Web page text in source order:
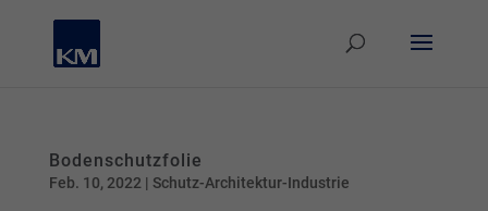
Bodenschutzfolie
Feb. 10, 2022 | Schutz-Architektur-Industrie